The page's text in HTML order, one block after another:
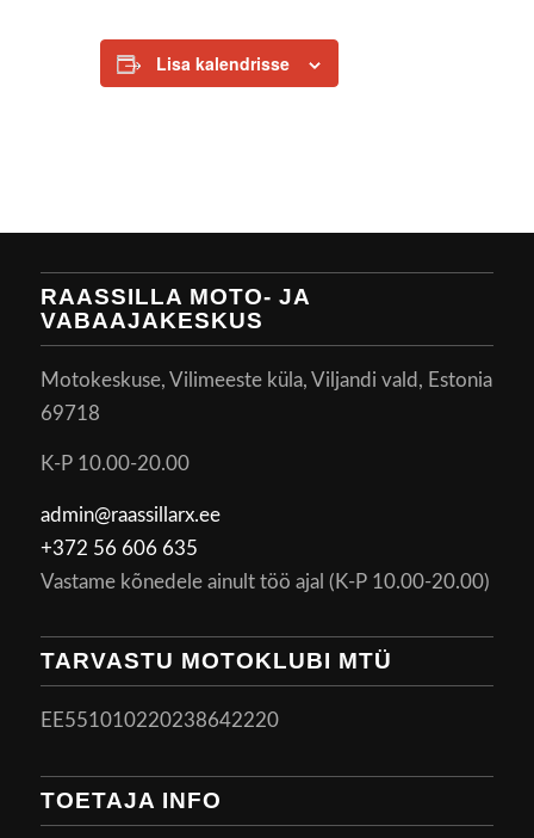
Lisa kalendrisse
RAASSILLA MOTO- JA
VABAAJAKESKUS
Motokeskuse, Vilimeeste küla, Viljandi vald, Estonia
69718
K-P 10.00-20.00
admin@raassillarx.ee
+372 56 606 635
Vastame kõnedele ainult töö ajal (K-P 10.00-20.00)
TARVASTU MOTOKLUBI MTÜ
EE551010220238642220
TOETAJA INFO